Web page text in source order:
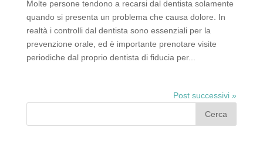
Molte persone tendono a recarsi dal dentista solamente
quando si presenta un problema che causa dolore. In
realtà i controlli dal dentista sono essenziali per la
prevenzione orale, ed è importante prenotare visite
periodiche dal proprio dentista di fiducia per...
Post successivi »